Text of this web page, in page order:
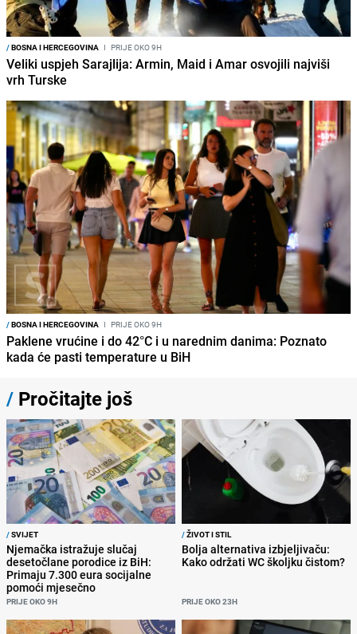
/BOSNA I HERCEGOVINA I PRIJE OKO 9H
Veliki uspjeh Sarajlija: Armin, Maid i Amar osvojili najviši
vrh Turske
/BOSNA I HERCEGOVINA I PRIJE OKO 9H
Paklene vrućine i do 42°C i u narednim danima: Poznato
kada će pasti temperature u BiH
/ Pročitajte još
/SVIJET
Njemačka istražuje slučaj
desetočlane porodice iz BiH:
Primaju 7.300 eura socijalne
pomoći mjesečno
PRIJE OKO 9H
/ŽIVOT I STIL
Bolja alternativa izbjeljivaču:
Kako održati WC školjku čistom?
PRIJE OKO 23H